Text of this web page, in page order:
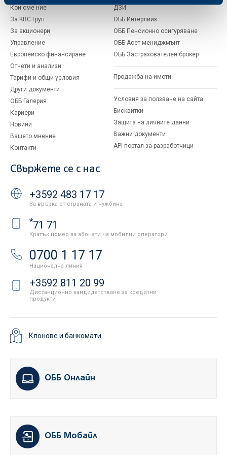
Кои сме ние
За KBC Груп
За акционери
Управление
Европейско финансиране
Отчети и анализи
Тарифи и общи условия
Други документи
ОББ Галерия
Кариери
Новини
Вашето мнение
Контакти
ДЗИ
ОББ Интерлийз
ОББ Пенсионно осигуряване
ОББ Асет мениджмънт
ОББ Застрахователен брокер
Продажба на имоти
Условия за ползване на сайта
Бисквитки
Защита на личните данни
Важни документи
API портал за разработчици
Свържете се с нас
+3592 483 17 17
За връзка от страната и чужбина
*71 71
Кратък номер за абонати на мобилни оператори
0700 1 17 17
Национална линия
+3592 811 20 99
Дистанционно кандидатстване за кредитни
продукти
Клонове и банкомати
ОББ Онлайн
ОББ Мобайл